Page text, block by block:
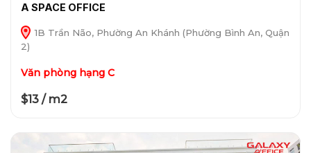
A SPACE OFFICE
1B Trần Não, Phường An Khánh (Phường Bình An, Quận
2)
Văn phòng hạng C
$13 / m2